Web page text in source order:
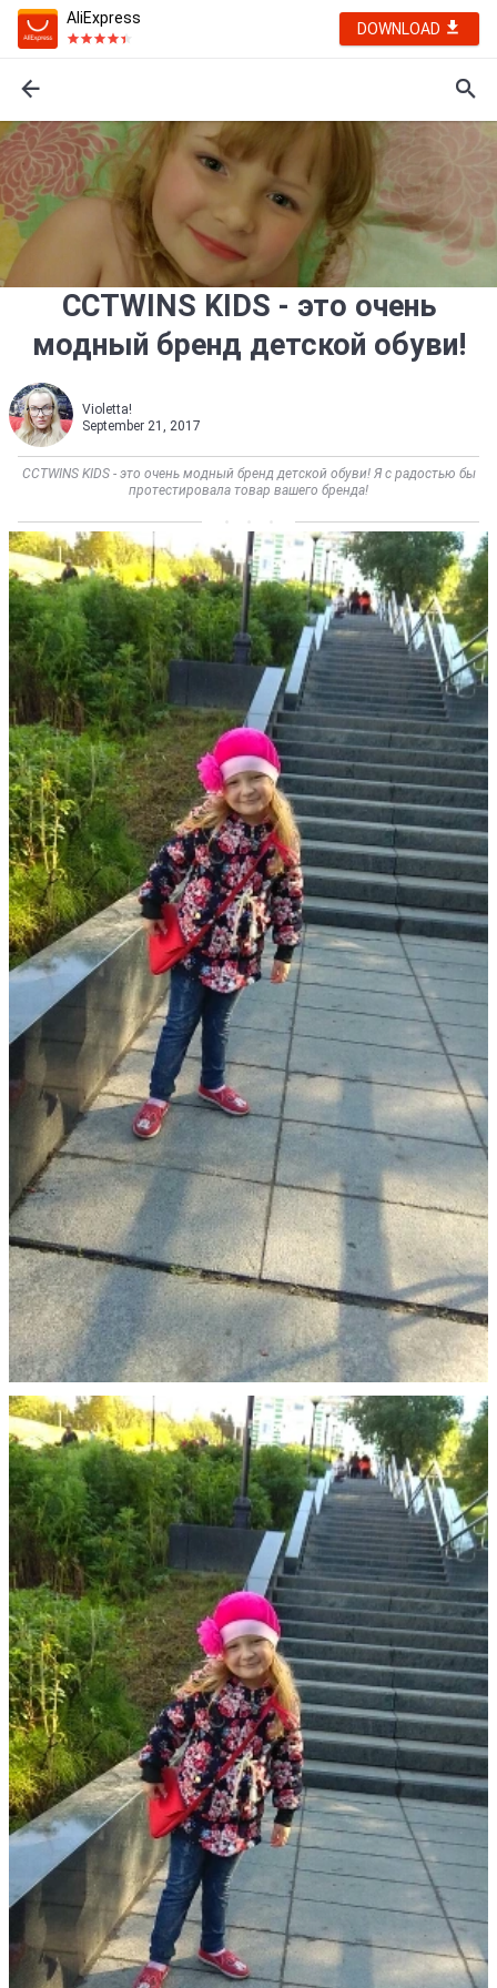
AliExpress
DOWNLOAD
CCTWINS KIDS - это очень
модный бренд детской обуви!
Violetta!
September 21, 2017
CCTWINS KIDS - это очень модный бренд детской обуви! Я с радостью бы
протестировала товар вашего бренда!